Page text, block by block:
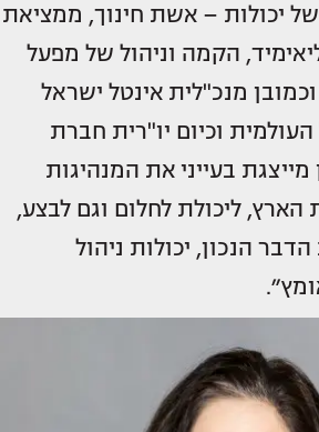
יכולות – אשת חינוך, ממציאת
הקמה וניהול של מפעל
מנכ"לית אינטל ישראל
העולמית וכיום יו"רית חברת
מייצגת בעייני את המנהיגות
ליכולת לחלום וגם לבצע,
הנכון, יכולות ניהול